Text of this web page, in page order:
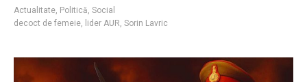
Actualitate, Politică, Social
decoct de femeie, lider AUR, Sorin Lavric